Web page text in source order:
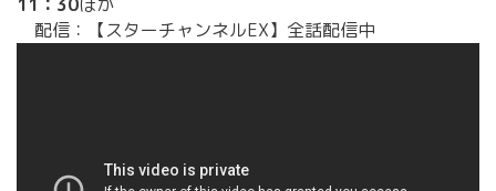
配信：【スターチャンネルEX】全話配信中